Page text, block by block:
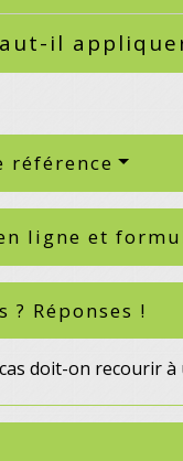
il
référence
ligne et
? Réponses !
doit-on recourir à